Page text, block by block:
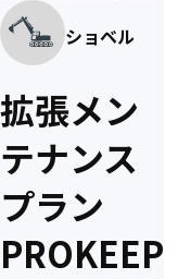
ショベル
拡張メン
テナンス
プラン
PROKEEP